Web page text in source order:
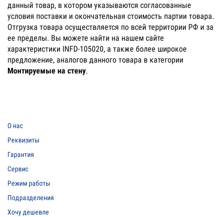
данный товар, в котором указываются согласованные
условия поставки и окончательная стоимость партии товара.
Отгрузка товара осуществляется по всей территории РФ и за
ее пределы. Вы можете найти на нашем сайте
характеристики INFD-105020, а также более широкое
предложение, аналогов данного товара в категории
Монтируемые на стену.
О нас
Реквизиты
Гарантия
Сервис
Режим работы
Подразделения
Хочу дешевле